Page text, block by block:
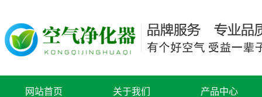
网站首页 关于我们 产品中心